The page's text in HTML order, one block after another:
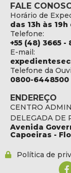
FALE
Horário de
das 13h às
Telefone:
+55 (48) 3665 -
E-mail:
Telefone da
0800-6448500
ENDEREÇO
CENTRO
DELEGADA DE
Avenida
Capoeiras -
Política de